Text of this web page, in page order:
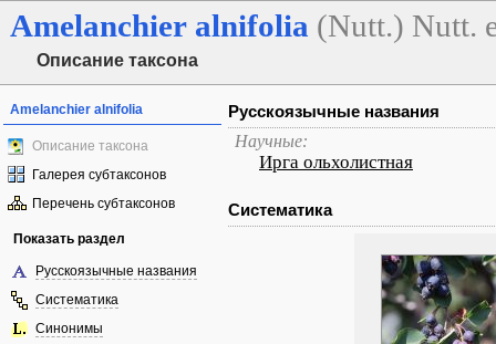
Amelanchier alnifolia (Nutt.) Nutt.
Описание таксона
Amelanchier alnifolia
Описание таксона
Галерея субтаксонов
Перечень субтаксонов
Показать раздел
Русскоязычные названия
Систематика
Синонимы
Русскоязычные названия
Научные:
Ирга ольхолистная
Систематика